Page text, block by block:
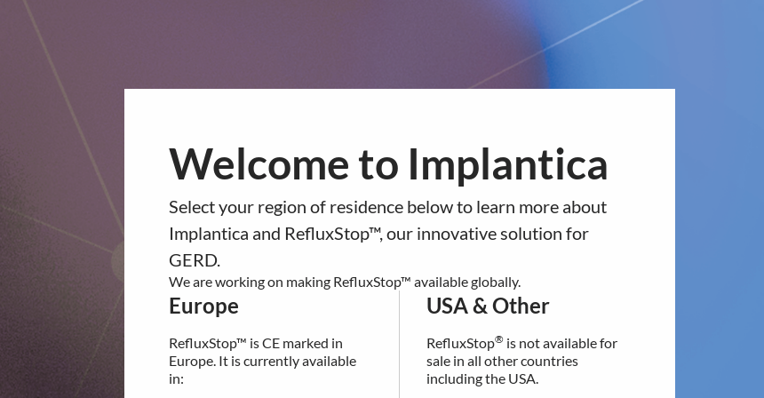
USA & Other
Welcome to Implantica
Select your region of residence below to learn more about
Implantica and RefluxStop™, our innovative solution for
GERD.
We are working on making RefluxStop™ available globally.
Europe
RefluxStop™ is CE marked in
Europe. It is currently available
in:
USA & Other
RefluxStop® is not available for
sale in all other countries
including the USA.
You are about to navigate to a different regional section of
the website.
Europe
RefluxStop™ is CE marked in
Europe. It is currently available
in:
United Kingdom
Switzerland
USA & Other
sale in all other countries
including the USA.
For additional information
contact our customer support:
Implantica publicerar
Bokslutskommuniké, januari-
december 2024 (Q4)
| Regulatory
RefluxStop™ FDA Milstolpe